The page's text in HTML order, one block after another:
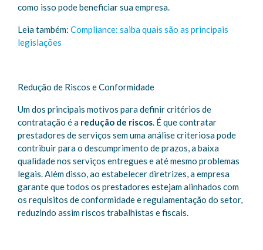
como isso pode beneficiar sua empresa.
Leia também: Compliance: saiba quais são as principais
legislações
Redução de Riscos e Conformidade
Um dos principais motivos para definir critérios de
contratação é a redução de riscos. É que contratar
prestadores de serviços sem uma análise criteriosa pode
contribuir para o descumprimento de prazos, a baixa
qualidade nos serviços entregues e até mesmo problemas
legais. Além disso, ao estabelecer diretrizes, a empresa
garante que todos os prestadores estejam alinhados com
os requisitos de conformidade e regulamentação do setor,
reduzindo assim riscos trabalhistas e fiscais.